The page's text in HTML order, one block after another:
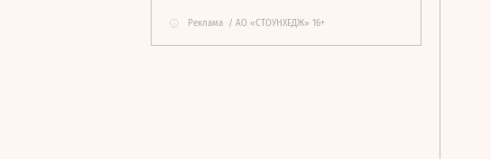
Реклама / АО «СТОУНХЕДЖ» 16+